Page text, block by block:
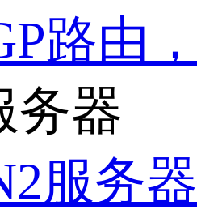
路由
务器
服务器